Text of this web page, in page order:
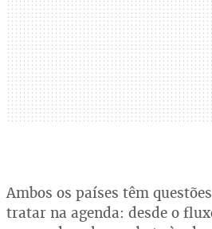
Ambos os países têm
tratar na agenda: desde o